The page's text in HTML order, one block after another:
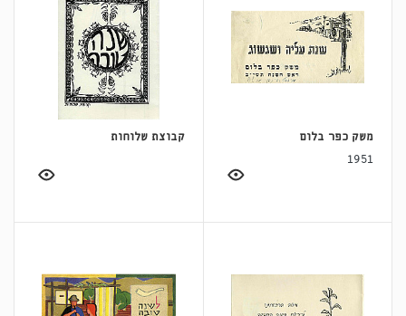
משק כפר בלום
1951
קבוצת שלוחות